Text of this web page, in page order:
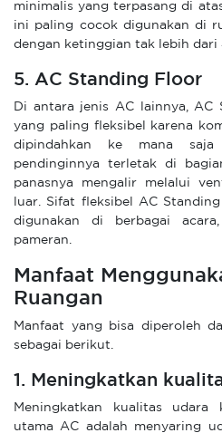
minimalis yang terpasang di
ini paling cocok digunakan di
dengan ketinggian tak lebih dari
5. AC Standing Floor
Di antara jenis AC lainnya, AC
yang paling fleksibel karena
dipindahkan ke mana saja
pendinginnya terletak di
panasnya mengalir melalui
luar. Sifat fleksibel AC
digunakan di berbagai
pameran.
Manfaat
Ruangan
Manfaat yang bisa diperoleh
sebagai berikut.
1. Meningkatkan
Meningkatkan kualitas udara
utama AC adalah menyaring